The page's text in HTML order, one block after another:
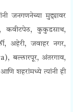
जनगणनेच्या मुद्द्यावर
कवीटपेठ, कुकुडसाथ,
अहेरी, जवाहर नगर,
बल्लारपूर, अंतरगाव,
शहरांमध्ये त्यांनी ही